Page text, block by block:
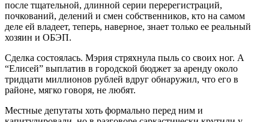
после тщательной, длинной серии перерегистраций,
почкований, делений и смен собственников, кто на самом
деле ей владеет, теперь, наверное, знает только ее реальный
хозяин и ОБЭП.
Сделка состоялась. Мэрия стряхнула пыль со своих ног. А
“Елисей” выплатив в городской бюджет за аренду около
тридцати миллионов рублей вдруг обнаружил, что его в
районе, мягко говоря, не любят.
Местные депутаты хоть формально перед ним и